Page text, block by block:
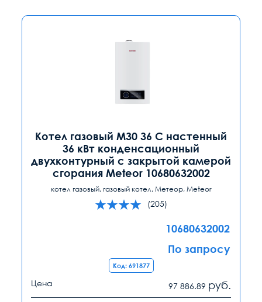
Котел газовый M30 36 C настенный
36 кВт конденсационный
двухконтурный с закрытой камерой
сгорания Meteor 10680632002
котел газовый, газовый котел, Метеор, Meteor
(205)
10680632002
По запросу
Код: 691877
Цена 97 886.89 руб.